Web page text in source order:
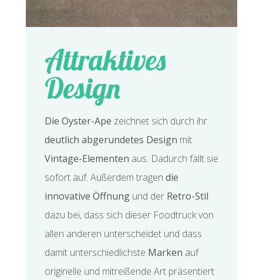
Attraktives
Design
Die Oyster-Ape zeichnet sich durch ihr
deutlich abgerundetes Design mit
Vintage-Elementen aus. Dadurch fällt sie
sofort auf. Außerdem tragen die
innovative Öffnung und der Retro-Stil
dazu bei, dass sich dieser Foodtruck von
allen anderen unterscheidet und dass
damit unterschiedlichste Marken auf
originelle und mitreißende Art präsentiert